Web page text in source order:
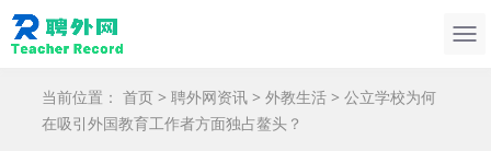
当前位置： 首页 > 聘外网资讯 > 外教生活 > 公立学校为何
在吸引外国教育工作者方面独占鳌头？